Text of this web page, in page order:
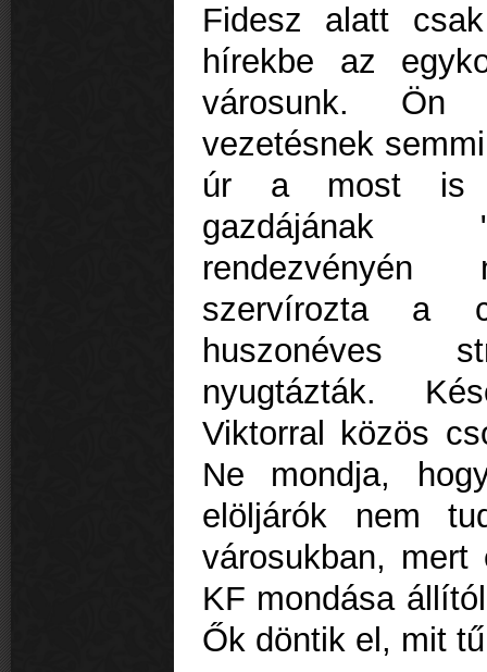
Fidesz alatt
hírekbe az
városunk. Ön
vezetésnek
úr a most is
gazdájának
szervírozta a
huszonéves
nyugtázták.
Viktorral közös
Ne mondja,
elöljárók nem
városukban,
KF mondása
Ők döntik el, mit